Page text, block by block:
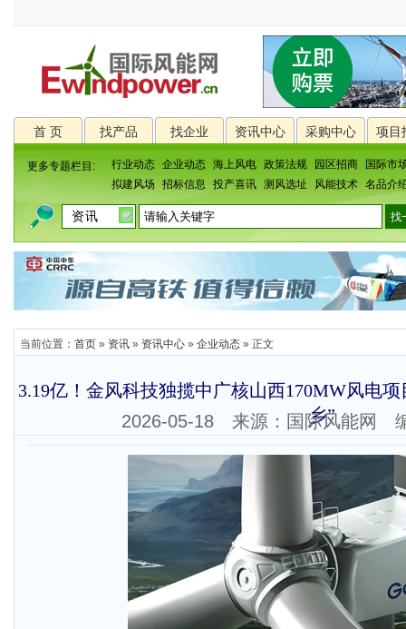
首 页 找产品 找企业 资讯中心 采购中心 项目
更多专题栏目: 行业动态 企业动态 海上风电 政策法规 园区招商
国际市
拟建风场
招标信息 投产喜讯 测风选址 风能技术 名品介
当前位置： 首页 » 资讯 » 资讯中心 » 企业动态 » 正文
3.19亿！金风科技独揽中广核山西170MW风电
乡”
2026-05-18 来源：国际风能网